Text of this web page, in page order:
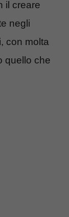
il creare
negli
con molta
quello che